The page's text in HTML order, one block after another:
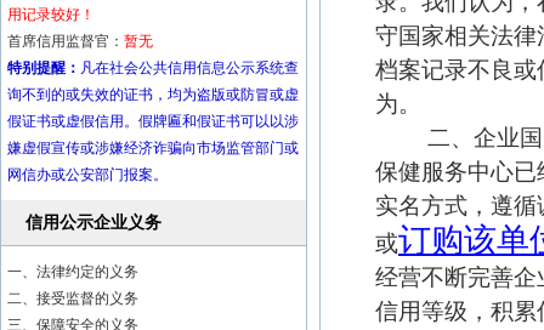
用记录较好！
首席信用监督官： 暂无
特别提醒： 凡在社会公共信用信息公示系统查
询不到的或失效的证书，均为盗版或防冒或虚
假证书或虚假信用。假牌匾和假证书可以以涉
嫌虚假宣传或涉嫌经济诈骗向市场监管部门或
网信办或公安部门报案。
信用公示企业义务
一、法律约定的义务
二、接受监督的义务
三、保障安全的义务
守国家相关法
档案记录不良
为。
二、企业国际
保健服务中心
实名方式，遵
或订购该单
经营不断完善
信用等级，积